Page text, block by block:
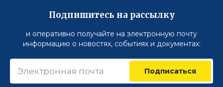
Подпишитесь на рассылку
и оперативно получайте на электронную почту
информацию о новостях, событиях и документах:
Подписаться